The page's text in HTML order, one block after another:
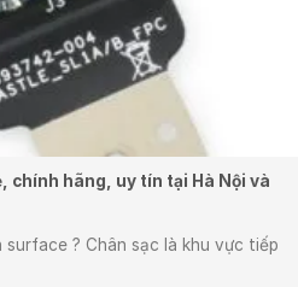
chính hãng, uy tín tại Hà Nội và
? Chân sạc là khu vực tiếp